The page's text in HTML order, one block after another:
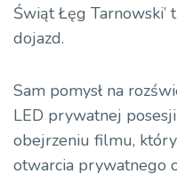
Świąt Łęg Tarnowski’
dojazd.
Sam pomysł na
LED prywatnej
obejrzeniu filmu,
otwarcia prywatnego